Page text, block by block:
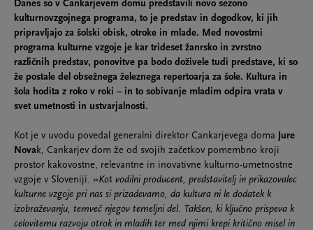
Danes so v Cankarjevem domu predstavili novo sezono
kulturnovzgojnega programa, to je predstav in dogodkov, ki jih
pripravljajo za šolski obisk, otroke in mlade. Med novostmi
programa kulturne vzgoje je kar trideset žanrsko in zvrstno
različnih predstav, ponovitve pa bodo doživele tudi predstave, ki so
že postale del obsežnega železnega repertoarja za šole. Kultura in
šola hodita z roko v roki – in to sobivanje mladim odpira vrata v
svet umetnosti in ustvarjalnosti.
Kot je v uvodu povedal generalni direktor Cankarjevega doma
Jure
Novak, Cankarjev dom že od svojih začetkov pomembno kroji
prostor kakovostne, relevantne in inovativne kulturno-umetnostne
vzgoje v Sloveniji. »Kot vodilni producent, predstavitelj in prikazovalec
kulturne vzgoje pri nas si prizadevamo, da kultura ni le dodatek k
izobraževanju, temveč njegov temeljni del. Takšen, ki ključno prispeva k
celovitemu razvoju otrok in mladih ter med njimi krepi kritično misel in